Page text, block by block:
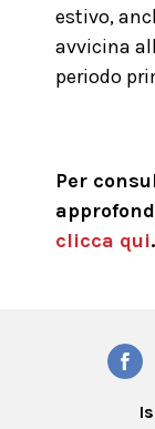
estivo,
avvicina
periodo
Per
clicca qui.